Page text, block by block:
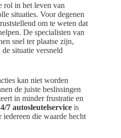
rol in het leven van
situaties. Voor degenen
om te weten dat
De specialisten van
snel ter plaatse zijn,
situatie versneld
kan niet worden
de juiste beslissingen
in minder frustratie en
7 autosleutelservice is
iedereen die waarde hecht